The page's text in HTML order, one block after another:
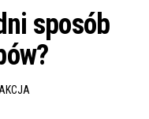
sposób